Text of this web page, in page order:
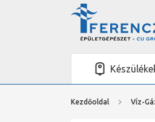
Kezdőoldal Víz-